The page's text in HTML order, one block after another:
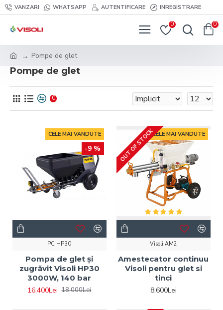
VANZARI WHATSAPP AUTENTIFICARE INREGISTRARE
0 0
Pompe de glet
Pompe de glet
0
CELE MAI VANDUTE
-9 %
PC HP30
Pompa de glet și
zugrăvit Visoli HP30
3000W, 140 bar
16,400Lei 18,000Lei
CELE MAI VANDUTE
OUT OF STOCK
Visoli AM2
Amestecator continuu
Visoli pentru glet si
tinci
8,600Lei